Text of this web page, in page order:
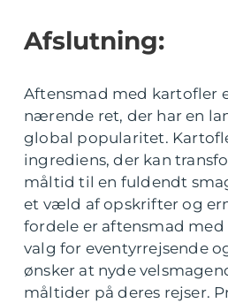
Afslutning:
Aftensmad med kartofler
nærende ret, der har en
global popularitet.
ingrediens, der kan
måltid til en fuldendt
et væld af opskrifter og
fordele er aftensmad
valg for eventyrrejsende
ønsker at nyde
måltider på deres rejser.